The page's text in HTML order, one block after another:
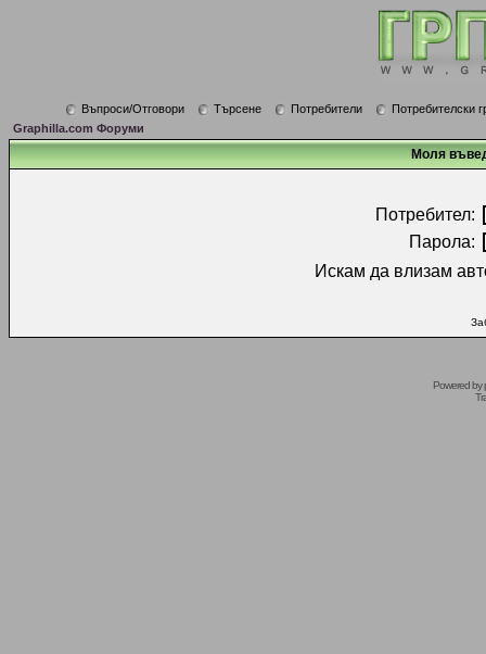
Въпроси/Отговори Търсене Потребители
Потребителски
Graphilla.com Форуми
Моля
Потребител:
Парола:
Искам да влизам
Powered by